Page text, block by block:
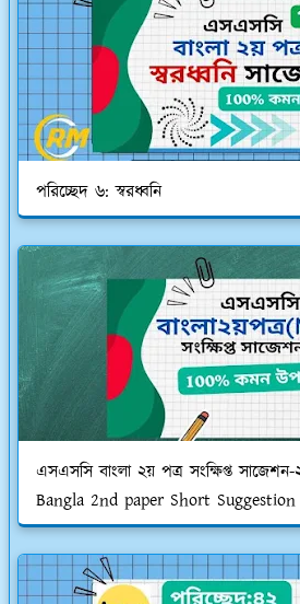
পরিচ্ছেদ ৬: স্বরধ্বনি
এসএসসি বাংলা ২য় পত্র সংক্ষিপ্ত
Bangla 2nd paper Short Suggestion